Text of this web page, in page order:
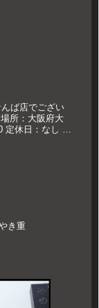
ば店でござい
所：大阪府大
定休日：なし 久
き重